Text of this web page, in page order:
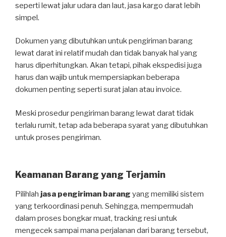
seperti lewat jalur udara dan laut, jasa kargo darat lebih
simpel.
Dokumen yang dibutuhkan untuk pengiriman barang
lewat darat ini relatif mudah dan tidak banyak hal yang
harus diperhitungkan. Akan tetapi, pihak ekspedisi juga
harus dan wajib untuk mempersiapkan beberapa
dokumen penting seperti surat jalan atau invoice.
Meski prosedur pengiriman barang lewat darat tidak
terlalu rumit, tetap ada beberapa syarat yang dibutuhkan
untuk proses pengiriman.
Keamanan Barang yang Terjamin
Pilihlah jasa pengiriman barang yang memiliki sistem
yang terkoordinasi penuh. Sehingga, mempermudah
dalam proses bongkar muat, tracking resi untuk
mengecek sampai mana perjalanan dari barang tersebut,